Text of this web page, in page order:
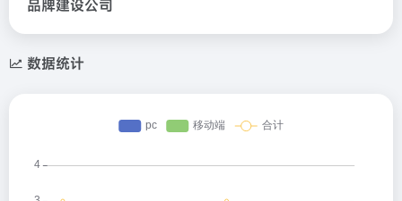
品牌建设公司
数据统计